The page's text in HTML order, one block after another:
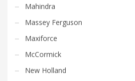
Mahindra
Massey Ferguson
Maxiforce
McCormick
New Holland